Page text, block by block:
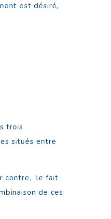
est désiré,
trois
situés entre
contre, le fait
de ces